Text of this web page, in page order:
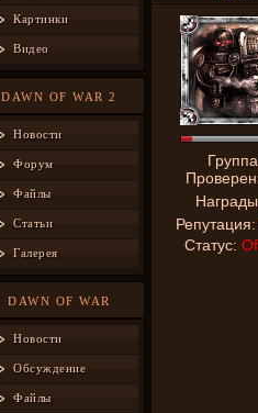
Картинки
Видео
DAWN OF WAR 2
Новости
Форум
Файлы
Статьи
Галерея
DAWN OF WAR
Новости
Обсуждение
Файлы
Репутация:
Статус: